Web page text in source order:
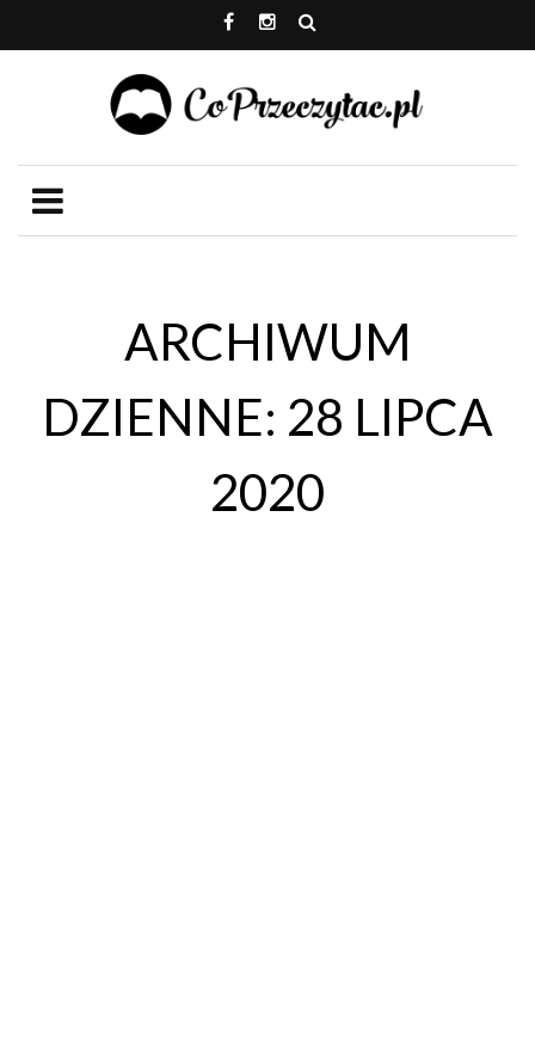
ARCHIWUM
DZIENNE: 28 LIPCA
2020